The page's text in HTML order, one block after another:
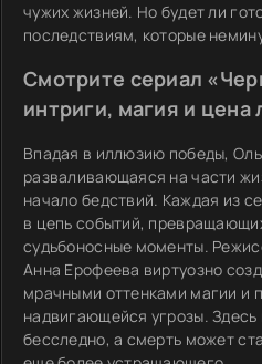
чужих жизней. Но будет ли
последствиям, которые
Смотрите сериал
интриги, магия и цена
Впадая в иллюзию победы,
разваливающаяся на части
начало бедствий. Каждая из
в цепь событий,
судьбоносные моменты.
Анна Ерофеева виртуозно
мрачными оттенками магии и
надвигающейся угрозы. Здесь
бесследно, а смерть может